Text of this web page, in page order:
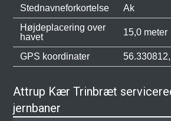
Stednavneforkortelse
Ak
Højdeplacering over
havet
15,0 meter
GPS koordinater
Attrup Kær Trinbræt
jernbaner